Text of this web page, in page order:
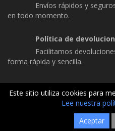
Envíos rápidos y
en todo momento.
Política de
Facilitamos
forma rápida y sencilla.
© 2026 - ARM4X4 .
Este sitio utiliza cookies para
Lee nuestra
Aceptar